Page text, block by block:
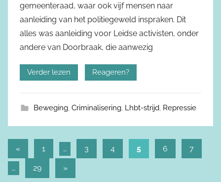
gemeenteraad, waar ook vijf mensen naar
aanleiding van het politiegeweld inspraken. Dit
alles was aanleiding voor Leidse activisten, onder
andere van Doorbraak, die aanwezig
Verder lezen Reageren?
Beweging, Criminalisering, Lhbt-strijd, Repressie
Berichtnavigatie
« Vorige1 … 3 4 5 6 7
… 29
Volgende
»